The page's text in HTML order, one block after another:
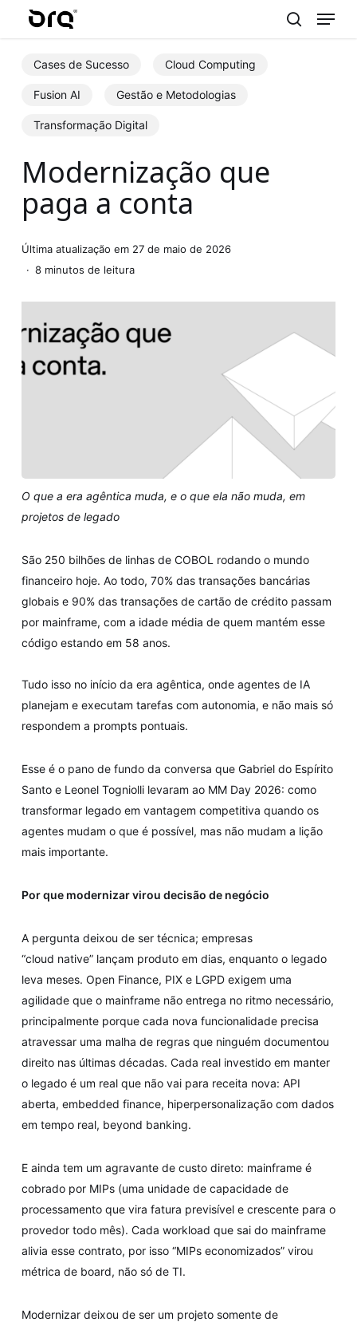
content
Menu
Cases de Sucesso Cloud Computing
Fusion AI Gestão e Metodologias
Transformação Digital
Modernização que
paga a conta
Última atualização em 27 de maio de 2026
8 minutos de leitura
O que a era agêntica muda, e o que ela não muda, em
projetos de legado
São 250 bilhões de linhas de COBOL rodando o mundo
financeiro hoje. Ao todo, 70% das transações bancárias
globais e 90% das transações de cartão de crédito passam
por mainframe, com a idade média de quem mantém esse
código estando em 58 anos.
Tudo isso no início da era agêntica, onde agentes de IA
planejam e executam tarefas com autonomia, e não mais só
respondem a prompts pontuais.
Esse é o pano de fundo da conversa que Gabriel do Espírito
Santo e Leonel Togniolli levaram ao MM Day 2026: como
transformar legado em vantagem competitiva quando os
agentes mudam o que é possível, mas não mudam a lição
mais importante.
Por que modernizar virou decisão de negócio
A pergunta deixou de ser técnica; empresas
“cloud native” lançam produto em dias, enquanto o legado
leva meses. Open Finance, PIX e LGPD exigem uma
agilidade que o mainframe não entrega no ritmo necessário,
principalmente porque cada nova funcionalidade precisa
atravessar uma malha de regras que ninguém documentou
direito nas últimas décadas. Cada real investido em manter
o legado é um real que não vai para receita nova: API
aberta, embedded finance, hiperpersonalização com dados
em tempo real, beyond banking.
E ainda tem um agravante de custo direto: mainframe é
cobrado por MIPs (uma unidade de capacidade de
processamento que vira fatura previsível e crescente para o
provedor todo mês). Cada workload que sai do mainframe
alivia esse contrato, por isso “MIPs economizados” virou
métrica de board, não só de TI.
Modernizar deixou de ser um projeto somente de